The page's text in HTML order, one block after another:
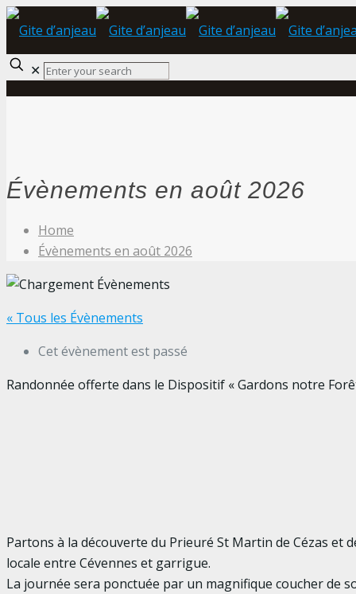
✕
Évènements en août 2026
Home
Évènements en août 2026
« Tous les Évènements
Cet évènement est passé
Randonnée offerte dans le Dispositif « Gardons notre
Partons à la découverte du Prieuré St Martin de Cézas et
locale entre Cévennes et garrigue.
La journée sera ponctuée par un magnifique coucher de